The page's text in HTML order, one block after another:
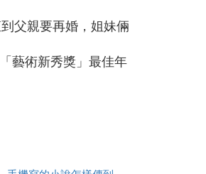
父親要再婚，姐妹倆
藝術新秀獎」最佳年